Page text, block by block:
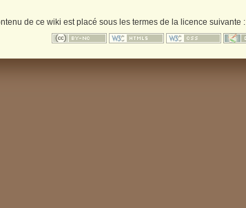
de ce wiki est placé sous les termes de la licence suivante :